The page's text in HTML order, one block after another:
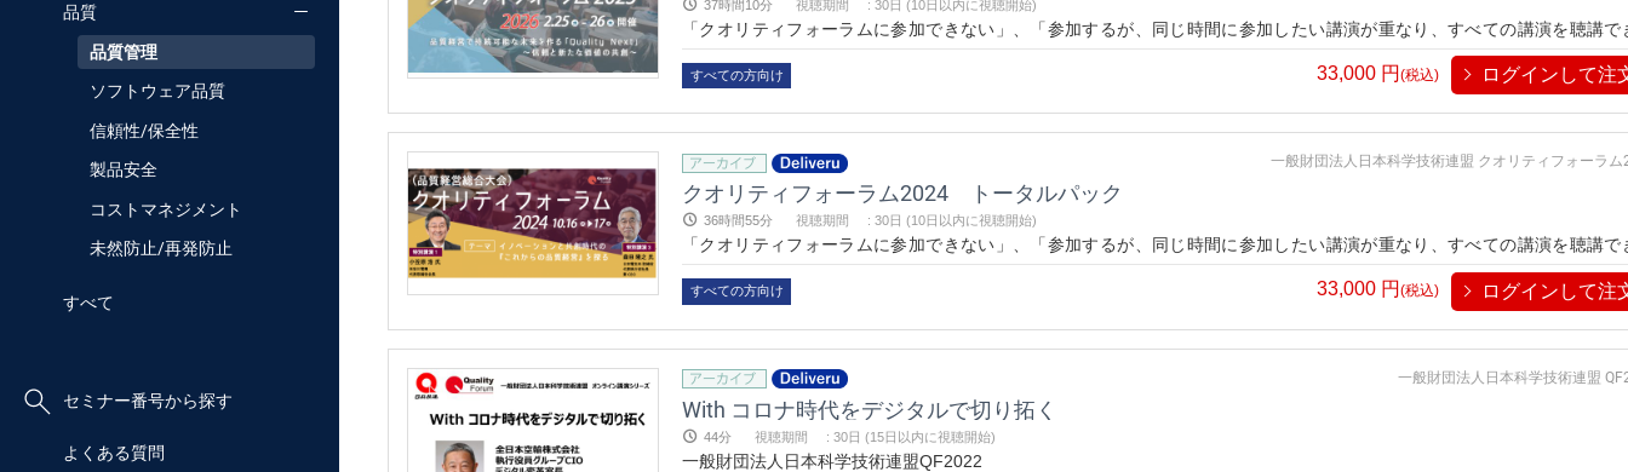
品質
品質管理
ソフトウェア品質
信頼性/保全性
製品安全
コストマネジメント
未然防止/再発防止
すべて
セミナー番号から探す
よくある質問
37時間10分 視聴期間 : 30日 (10日以内に視聴開始)
「クオリティフォーラムに参加できない」、「参加するが、同じ時間に参加したい講演が重なり、すべての講演を聴講で
い」、という人々のために、「映像アーカイブ」として講演を有償で視聴することができるシステムです。従来、東京でし
講することが出来なかったフォーラムを、いつでもどこでも気軽にパソコンやスマートフォン上で視聴することが可能にな
すべての方向け 33,000 円(税込) ログインして注
一般財団法人日本科学技術連盟 クオリティフォーラム
クオリティフォーラム2024 トータルパック
36時間55分 視聴期間 : 30日 (10日以内に視聴開始)
「クオリティフォーラムに参加できない」、「参加するが、同じ時間に参加したい講演が重なり、すべての講演を聴講で
い」、という人々のために、「映像アーカイブ」として講演を有償で視聴することができるシステムです。従来、東京でし
講することが出来なかったフォーラムを、いつでもどこでも気軽にパソコンやスマートフォン上で視聴することが可能にな
すべての方向け 33,000 円 (税込) ログインして注
一般財団法人日本科学技術連盟
With コロナ時代をデジタルで切り拓く
44分 視聴期間 : 30日 (15日以内に視聴開始)
一般財団法人日本科学技術連盟QF2022